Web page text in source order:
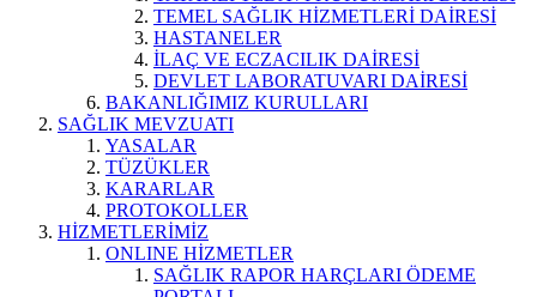
TEMEL SAĞLIK HİZMETLERİ DAİRESİ
HASTANELER
İLAÇ VE ECZACILIK DAİRESİ
DEVLET LABORATUVARI DAİRESİ
BAKANLIĞIMIZ KURULLARI
SAĞLIK MEVZUATI
YASALAR
TÜZÜKLER
KARARLAR
PROTOKOLLER
HİZMETLERİMİZ
ONLINE HİZMETLER
SAĞLIK RAPOR HARÇLARI ÖDEME